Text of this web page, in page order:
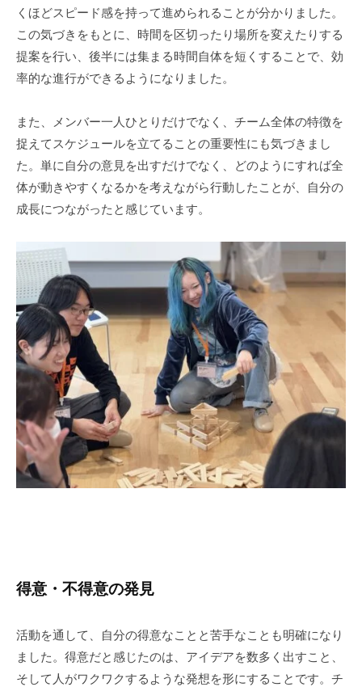
くほどスピード感を持って進められることが分かりました。
この気づきをもとに、時間を区切ったり場所を変えたりする
提案を行い、後半には集まる時間自体を短くすることで、効
率的な進行ができるようになりました。
また、メンバー一人ひとりだけでなく、チーム全体の特徴を
捉えてスケジュールを立てることの重要性にも気づきまし
た。単に自分の意見を出すだけでなく、どのようにすれば全
体が動きやすくなるかを考えながら行動したことが、自分の
成長につながったと感じています。
得意・不得意の発見
活動を通して、自分の得意なことと苦手なことも明確になり
ました。得意だと感じたのは、アイデアを数多く出すこと、
そして人がワクワクするような発想を形にすることです。チ